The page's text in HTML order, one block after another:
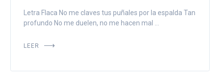
Letra Flaca No me claves tus puñales por la espalda Tan
profundo No me duelen, no me hacen mal ...
LEER